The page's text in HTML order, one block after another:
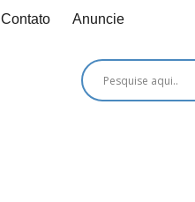
Contato Anuncie